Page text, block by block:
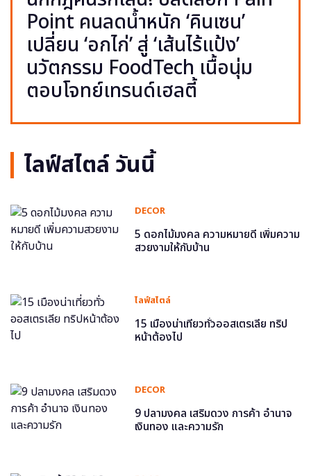
Point คนลดน้ำหนัก ‘คินเซน’
เปลี่ยน ‘อกไก่’ สู่ ‘เส้นไร้แป้ง’
นวัตกรรม FoodTech เนื้อนุ่ม
ตอบโจทย์เทรนด์เฮลตี้
ไลฟ์สไตล์ วันนี้
DECOR
5 ดอกไม้มงคล ความหมายดี เพิ่มความ
สวยงามให้กับบ้าน
ไลฟ์สไตล์
15 เมืองน่าเที่ยวทั่วออสเตรเลีย ทริป
หน้าต้องไป
DECOR
9 ปลามงคล เสริมดวง การค้า อำนาจ
เงินทอง และความรัก